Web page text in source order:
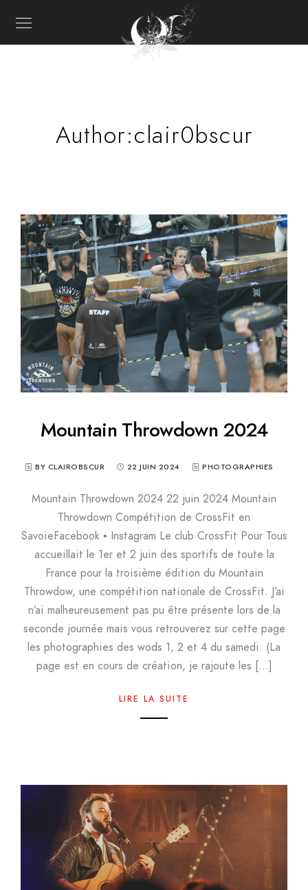
Author:clair0bscur
Mountain Throwdown 2024
BY CLAIROBSCUR 22 JUIN 2024 PHOTOGRAPHIES
Mountain Throwdown 2024 22 juin 2024 Mountain
Throwdown Compétition de CrossFit en
SavoieFacebook • Instagram Le club CrossFit Pour Tous
accueillait le 1er et 2 juin des sportifs de toute la
France pour la troisième édition du Mountain
Throwdow, une compétition nationale de CrossFit. J’ai
n’ai malheureusement pas pu être présente lors de la
seconde journée mais vous retrouverez sur cette page
les photographies des wods 1, 2 et 4 du samedi. (La
page est en cours de création, je rajoute les […]
LIRE LA SUITE